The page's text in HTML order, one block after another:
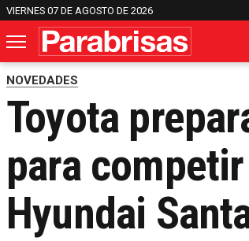
VIERNES 07 DE AGOSTO DE 2026
NOVEDADES
Toyota
para
Hyundai